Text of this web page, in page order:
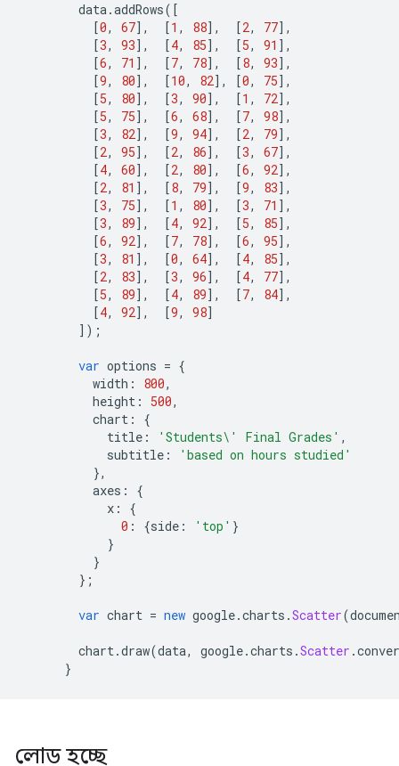
data.addRows([
[0, 67], [1 , 88], [2, 77],
[3, 93], [4, 85], [5, 91 ],
[6, 71 ], [7, 78], [8, 93],
[9, 80], [10, 82], [0, 75],
[5, 80], [3, 90], [1 , 72],
[5, 75], [6, 68], [7, 98],
[3, 82], [9, 94], [2, 79],
[2, 95], [2, 86], [3, 67],
[4, 60], [2, 80], [6, 92],
[2, 81 ], [8, 79], [9, 83],
[3, 75], [1 , 80], [3, 71 ],
[3, 89], [4, 92], [5, 85],
[6, 92], [7, 78], [6, 95],
[3, 81 ], [0, 64], [4, 85],
[2, 83], [3, 96], [4, 77],
[5, 89], [4, 89], [7, 84],
[4, 92], [9, 98]
]);
var options = {
width : 800,
height : 500,
chart :
{
title : 'Students\' Final Grades' ,
subtitle :
'based on hours studied'
},
axes :
{
x :
{
0 : {side : 'top' }
}
}
};
var chart = new google.charts .Scatter(
chart.draw(data, google.charts .Scatter .
}
লোড হচ্ছে